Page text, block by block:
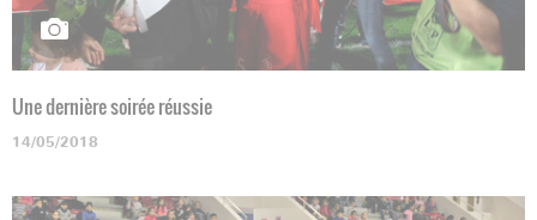
Une dernière soirée réussie
14/05/2018